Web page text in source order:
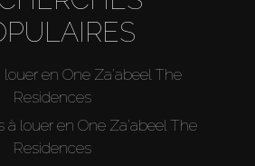
louer en One Za'abeel The
Residences
à louer en One Za'abeel The
Residences